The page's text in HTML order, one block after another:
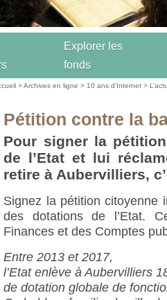
Explorer les
fonds
>Archives en ligne > 10 ans d’Internet >
Pétition contre la
Pour signer la
de l’Etat et lui
retire à Aubervilliers,
Signez la pétition citoyenne
des dotations de l’Etat.
Finances et des Comptes
Entre 2013 et 2017,
l’Etat enlève à Aubervilliers
de dotation globale de